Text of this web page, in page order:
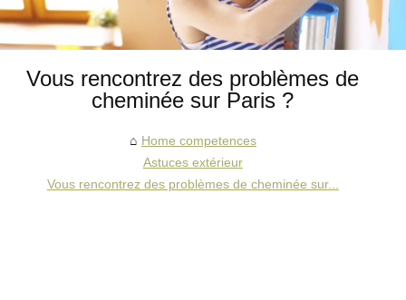
Vous rencontrez des problèmes de
cheminée sur Paris ?
Home competences
Astuces extérieur
Vous rencontrez des problèmes de cheminée sur...